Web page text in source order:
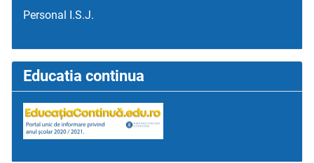
Personal I.S.J.
Educatia continua